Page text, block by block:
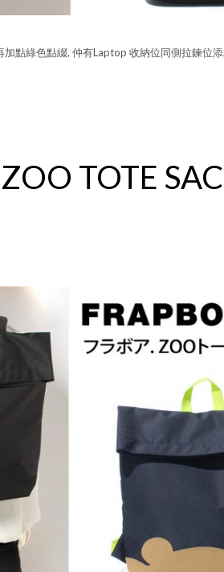
加點綠色點綴, 仲有Laptop 收納位同側拉鍊位
TOTE